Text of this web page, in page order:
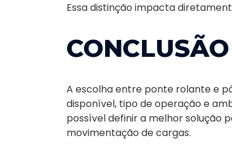
Essa distinção impacta
CONCLUSÃO
A escolha entre ponte rolante e
disponível, tipo de operação e
possível definir a melhor solução
movimentação de cargas.